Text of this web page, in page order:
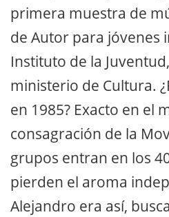
primera muestra de
de Autor para jóvenes
Instituto de la
ministerio de Cultura.
en 1985? Exacto en el
consagración de la
grupos entran en los
pierden el aroma
Alejandro era así,